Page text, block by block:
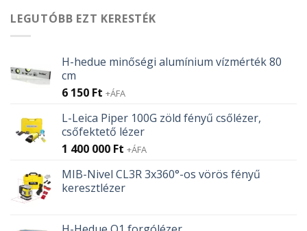
LEGUTÓBB EZT KERESTÉK
H-hedue minőségi alumínium vízmérték 80
cm
6 150 Ft +ÁFA
L-Leica Piper 100G zöld fényű csőlézer,
csőfektető lézer
1 400 000 Ft +ÁFA
MIB-Nivel CL3R 3x360°-os vörös fényű
keresztlézer